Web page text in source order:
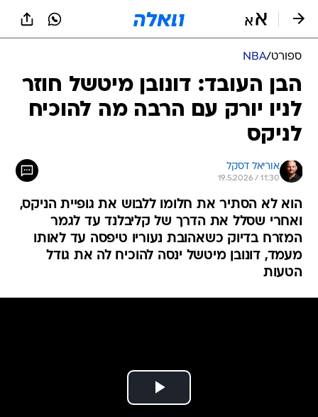
ספורט/
NBA
הבן העובד: דונובן מיטשל חוזר
לניו יורק עם הרבה מה להוכיח
לניקס
אוריאל דסקל
19.5.2026 / 11:30
הוא לא הסתיר את חלומו ללבוש את גופיית הניקס,
ואחרי שסלל את הדרך של קליבלנד עד לגמר
המזרח בדיוק כשאהובת נעוריו טיפסה עד לאותו
מעמד, דונובן מיטשל ינסה להוכיח לה את גודל
הטעות